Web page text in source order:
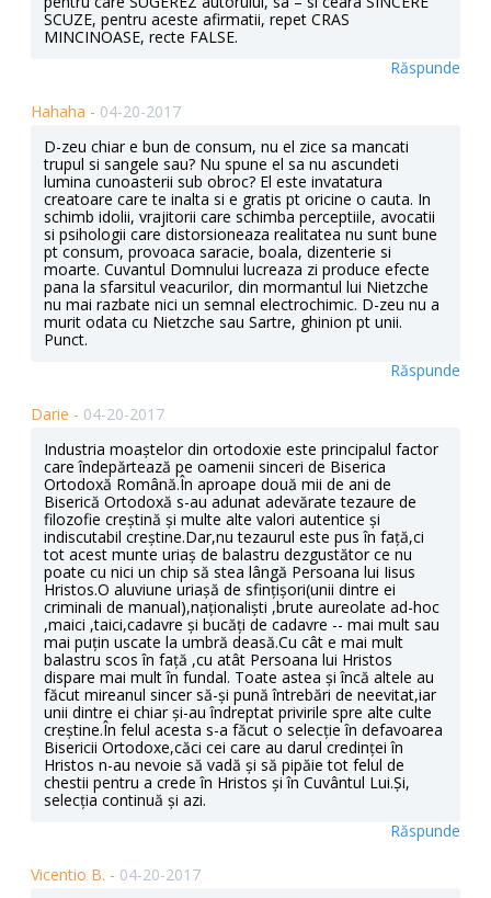
SCUZE, pentru aceste afirmatii, repet CRAS
MINCINOASE, recte FALSE.
Răspunde
Hahaha - 04-20-2017
D-zeu chiar e bun de consum, nu el zice sa mancati
trupul si sangele sau? Nu spune el sa nu ascundeti
lumina cunoasterii sub obroc? El este invatatura
creatoare care te inalta si e gratis pt oricine o cauta. In
schimb idolii, vrajitorii care schimba perceptiile, avocatii
si psihologii care distorsioneaza realitatea nu sunt bune
pt consum, provoaca saracie, boala, dizenterie si
moarte. Cuvantul Domnului lucreaza zi produce efecte
pana la sfarsitul veacurilor, din mormantul lui Nietzche
nu mai razbate nici un semnal electrochimic. D-zeu nu a
murit odata cu Nietzche sau Sartre, ghinion pt unii.
Punct.
Răspunde
Darie - 04-20-2017
Industria moaștelor din ortodoxie este principalul factor
care îndepărtează pe oamenii sinceri de Biserica
Ortodoxă Română.În aproape două mii de ani de
Biserică Ortodoxă s-au adunat adevărate tezaure de
filozofie creștină și multe alte valori autentice și
indiscutabil creștine.Dar,nu tezaurul este pus în față,ci
tot acest munte uriaș de balastru dezgustător ce nu
poate cu nici un chip să stea lângă Persoana lui Iisus
Hristos.O aluviune uriașă de sfințișori(unii dintre ei
criminali de manual),naționaliști ,brute aureolate ad-hoc
,maici ,taici,cadavre și bucăți de cadavre -- mai mult sau
mai puțin uscate la umbră deasă.Cu cât e mai mult
balastru scos în față ,cu atât Persoana lui Hristos
dispare mai mult în fundal. Toate astea și încă altele au
făcut mireanul sincer să-și pună întrebări de neevitat,iar
unii dintre ei chiar și-au îndreptat privirile spre alte culte
creștine.În felul acesta s-a făcut o selecție în defavoarea
Bisericii Ortodoxe,căci cei care au darul credinței în
Hristos n-au nevoie să vadă și să pipăie tot felul de
chestii pentru a crede în Hristos și în Cuvântul Lui.Și,
selecția continuă și azi.
Răspunde
Vicentio B. - 04-20-2017